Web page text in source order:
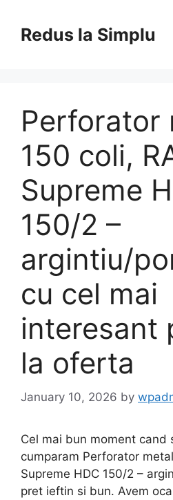
contentRedus la Simplu
Perforator
150 coli,
Supreme
150/2 –
argintiu/
cu cel mai
interesant
la oferta
January 10, 2026 by
Cel mai bun moment cand
cumparam Perforator
Supreme HDC 150/2 –
pret ieftin si bun. Avem